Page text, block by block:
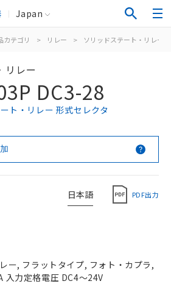
Japan
カテゴリ > リレー > ソリッドステート・リレー
リレー
DC3-28
ト・リレー 形式セレクタ
日本語 PDF出力
ー, フラットタイプ, フォト・カプラ,
入力定格電圧 DC4～24V